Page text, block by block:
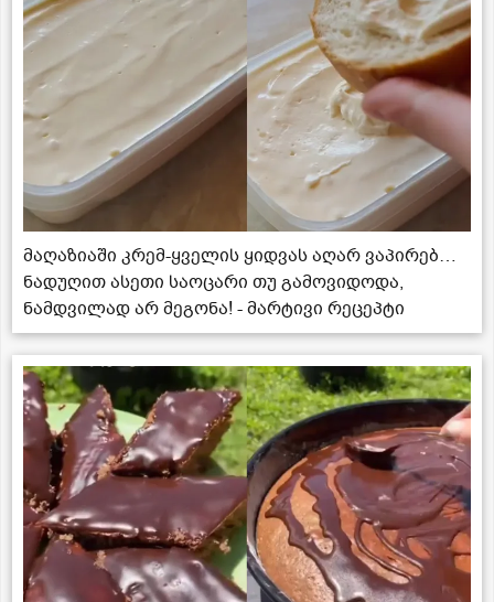
მაღაზიაში კრემ-ყველის ყიდვას აღარ ვაპირებ…
ნადუღით ასეთი საოცარი თუ გამოვიდოდა,
ნამდვილად არ მეგონა! - მარტივი რეცეპტი